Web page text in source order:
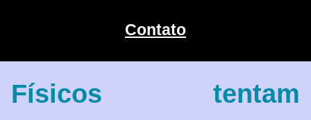
Contato
Físicos tentam